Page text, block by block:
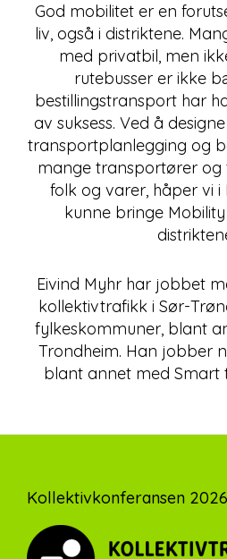
God mobilitet er en
liv, også i distriktene.
med privatbil, men
rutebusser er ikke
bestillingstransport har
av suksess. Ved å
transportplanlegging og
mange transportører
folk og varer, håper vi
kunne bringe
Eivind Myhr har jobbet
kollektivtrafikk i Sør-
fylkeskommuner, blant
Trondheim. Han jobber
blant annet med Smart
Footer
Kollektivkonferansen